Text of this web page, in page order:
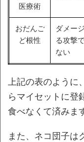
医療術
おだんご
ど根性
ダメー
る攻撃
ない
上記の表のよう
らマイセットに登
食べなくて済みま
また、ネコ団子は